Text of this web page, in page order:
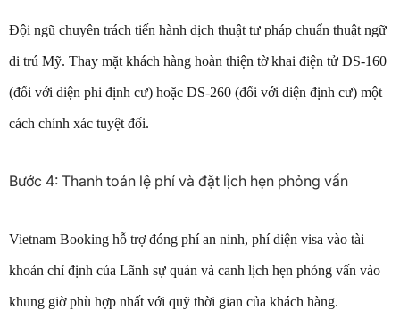
Đội ngũ chuyên trách tiến hành dịch thuật tư pháp chuẩn thuật ngữ
di trú Mỹ. Thay mặt khách hàng hoàn thiện tờ khai điện tử DS-160
(đối với diện phi định cư) hoặc DS-260 (đối với diện định cư) một
cách chính xác tuyệt đối.
Bước 4: Thanh toán lệ phí và đặt lịch hẹn phỏng vấn
Vietnam Booking hỗ trợ đóng phí an ninh, phí diện visa vào tài
khoản chỉ định của Lãnh sự quán và canh lịch hẹn phỏng vấn vào
khung giờ phù hợp nhất với quỹ thời gian của khách hàng.